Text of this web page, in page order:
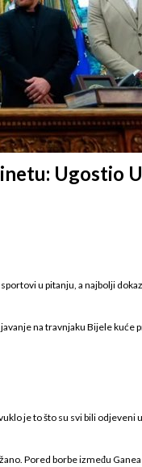
Ugostio
u pitanju, a najbolji
na travnjaku Bijele kuće
je to što su svi bili
Pored borbe između